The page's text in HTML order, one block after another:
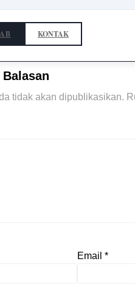
KONTAK
tidak akan dipublikasikan.
Email *